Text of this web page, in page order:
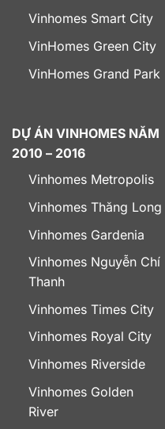
Vinhomes Smart City
VinHomes Green City
VinHomes Grand Park
DỰ ÁN VINHOMES NĂM
2010 – 2016
Vinhomes Metropolis
Vinhomes Thăng Long
Vinhomes Gardenia
Vinhomes Nguyễn Chí
Thanh
Vinhomes Times City
Vinhomes Royal City
Vinhomes Riverside
Vinhomes Golden
River